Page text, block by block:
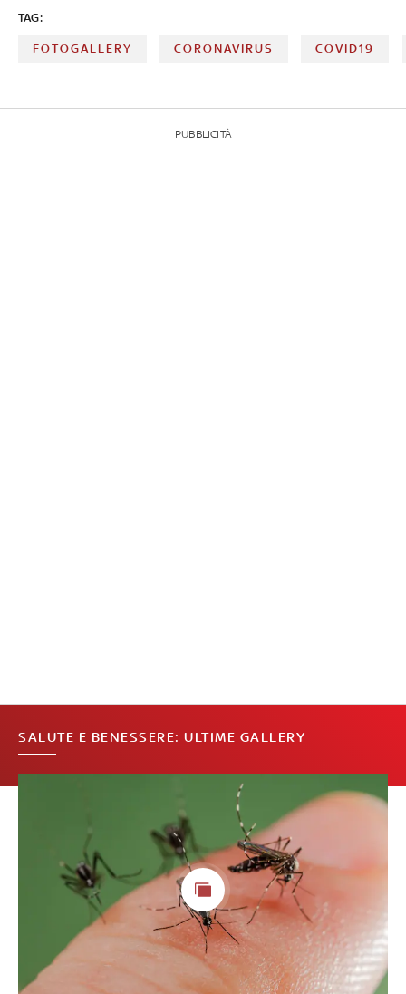
TAG:
FOTOGALLERY CORONAVIRUS COVID19
PUBBLICITÀ
SALUTE E BENESSERE: ULTIME GALLERY